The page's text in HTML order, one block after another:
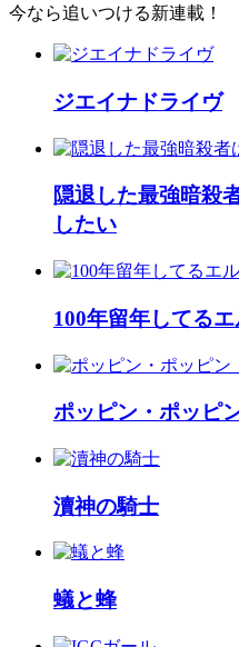
今なら追いつける新連載！
ジエイナドライヴ
隠退した最強暗殺
したい
100年留年してるエ
ポッピン・ポッピ
瀆神の騎士
蟻と蜂